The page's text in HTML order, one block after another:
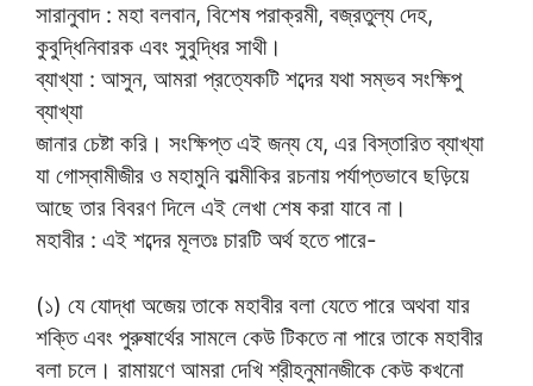
সারানুবাদ : মহা বলবান, বিশেষ পরাক্রমী, বজ্রতুল্য দেহ,
কুবুদ্ধিনিবারক এবং সুবুদ্ধির সাথী।
ব্যাখ্যা : আসুন, আমরা প্রত্যেকটি শব্দের যথা সম্ভব সংক্ষিপু
ব্যাখ্যা
জানার চেষ্টা করি। সংক্ষিপ্ত এই জন্য যে, এর বিস্তারিত ব্যাখ্যা
যা গোস্বামীজীর ও মহামুনি বাল্মীকির রচনায় পর্যাপ্তভাবে ছড়িয়ে
আছে তার বিবরণ দিলে এই লেখা শেষ করা যাবে না।
মহাবীর : এই শব্দের মূলতঃ চারটি অর্থ হতে পারে-
(১) যে যোদ্ধা অজেয় তাকে মহাবীর বলা যেতে পারে অথবা যার
শক্তি এবং পুরুষার্থের সামলে কেউ টিকতে না পারে তাকে মহাবীর
বলা চলে। রামায়ণে আমরা দেখি শ্রীহনুমানজীকে কেউ কখনো